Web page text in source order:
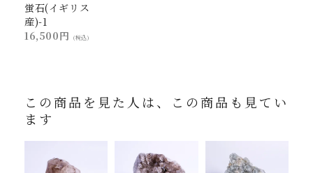
蛍石(イギリス
産)-1
16,500円
(税込)
この商品を見た人は、この商品も見てい
ます